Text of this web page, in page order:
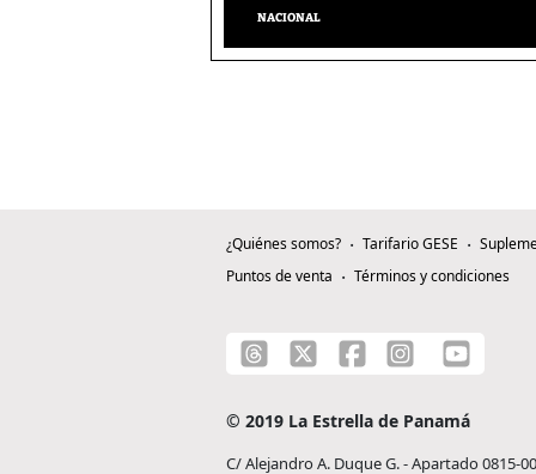
NACIONAL
¿Quiénes somos? Tarifario GESE
Puntos de venta
Términos y condiciones
© 2019 La Estrella de Panamá
C/ Alejandro A. Duque G. - Apartado 0815-